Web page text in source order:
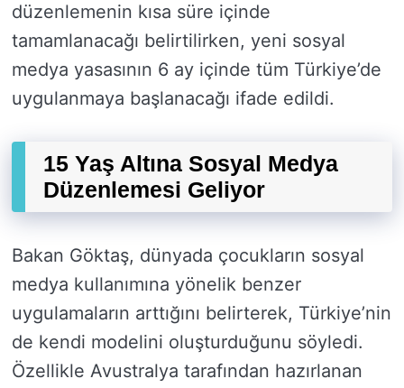
düzenlemenin kısa süre içinde
tamamlanacağı belirtilirken, yeni sosyal
medya yasasının 6 ay içinde tüm Türkiye’de
uygulanmaya başlanacağı ifade edildi.
15 Yaş Altına Sosyal Medya
Düzenlemesi Geliyor
Bakan Göktaş, dünyada çocukların sosyal
medya kullanımına yönelik benzer
uygulamaların arttığını belirterek, Türkiye’nin
de kendi modelini oluşturduğunu söyledi.
Özellikle Avustralya tarafından hazırlanan